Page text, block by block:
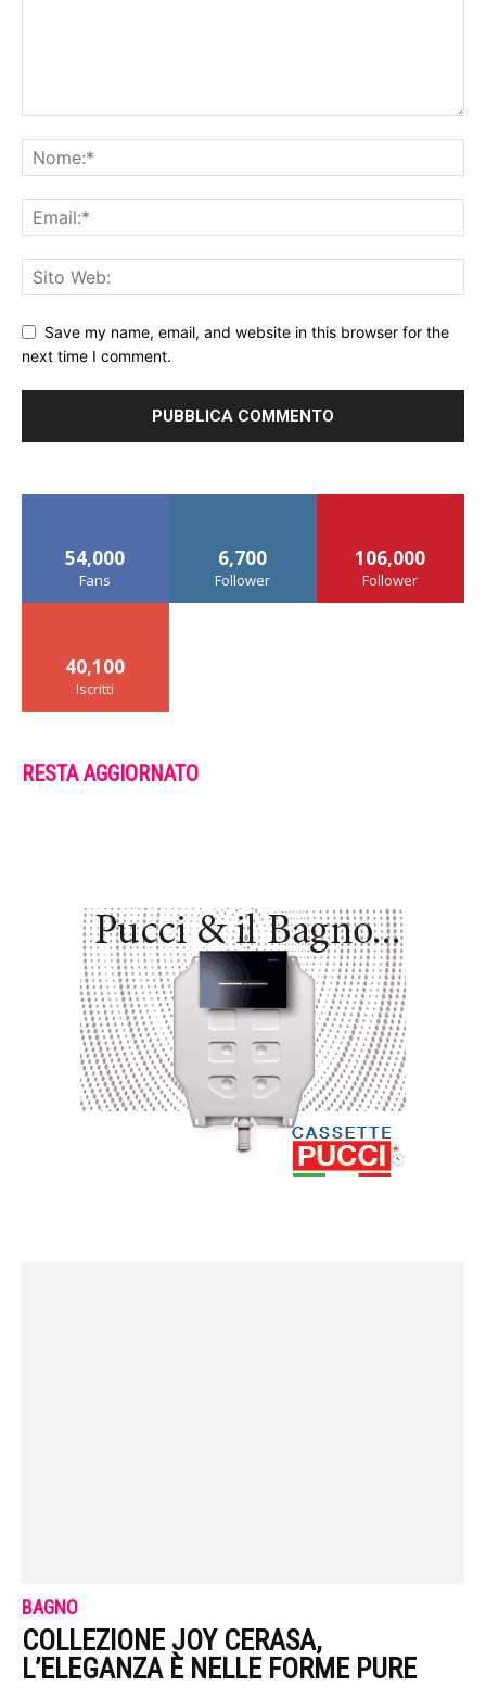
Save my name, email, and website in this browser for the
next time I comment.
54,000
Fans
6,700
Follower
106,000
Follower
40,100
Iscritti
RESTA AGGIORNATO
BAGNO
COLLEZIONE JOY CERASA,
L’ELEGANZA È NELLE FORME PURE